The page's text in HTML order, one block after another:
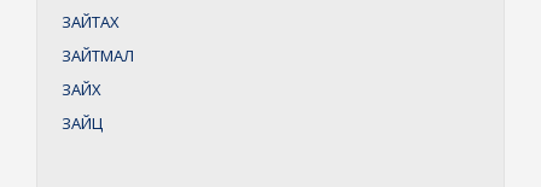
ЗАЙТАХ
ЗАЙТМАЛ
ЗАЙХ
ЗАЙЦ